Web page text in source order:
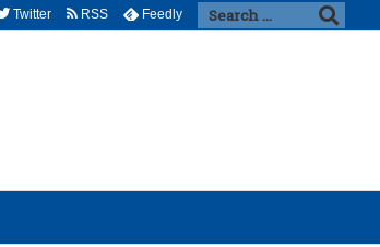
Twitter RSS Feedly